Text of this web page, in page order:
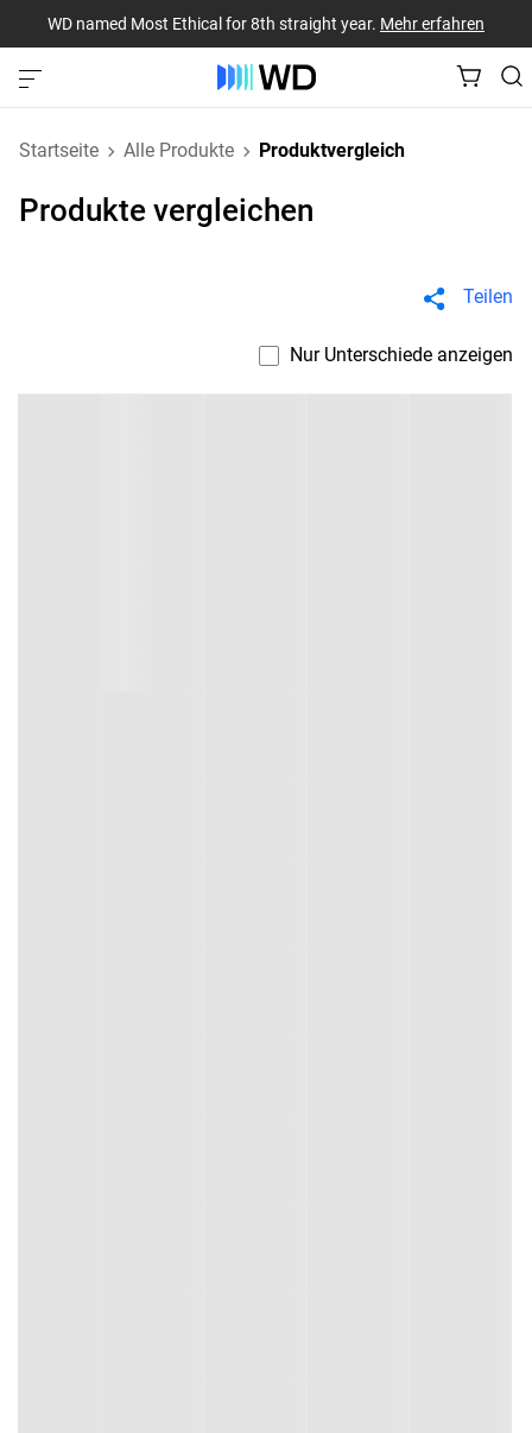
WD named Most Ethical for 8th straight year. Mehr erfahren
Startseite Alle Produkte Produktvergleich
Produkte vergleichen
Teilen
Nur Unterschiede anzeigen